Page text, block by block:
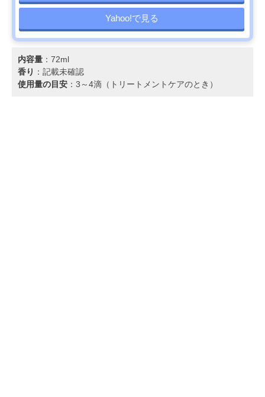
Yahoo!で見る
内容量 ：72ml
香り ：記載未確認
使用量の目安 ：3～4滴（トリートメントケアのとき）